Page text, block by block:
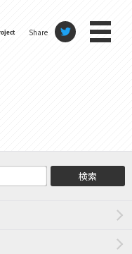
Share
検索